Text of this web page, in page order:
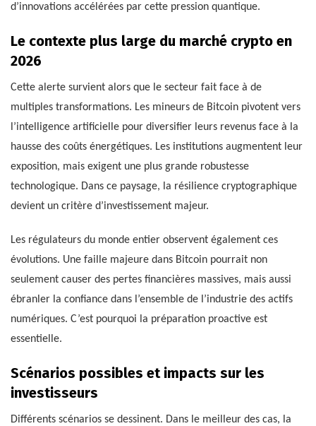
d’innovations accélérées par cette pression quantique.
Le contexte plus large du marché crypto en
2026
Cette alerte survient alors que le secteur fait face à de
multiples transformations. Les mineurs de Bitcoin pivotent vers
l’intelligence artificielle pour diversifier leurs revenus face à la
hausse des coûts énergétiques. Les institutions augmentent leur
exposition, mais exigent une plus grande robustesse
technologique. Dans ce paysage, la résilience cryptographique
devient un critère d’investissement majeur.
Les régulateurs du monde entier observent également ces
évolutions. Une faille majeure dans Bitcoin pourrait non
seulement causer des pertes financières massives, mais aussi
ébranler la confiance dans l’ensemble de l’industrie des actifs
numériques. C’est pourquoi la préparation proactive est
essentielle.
Scénarios possibles et impacts sur les
investisseurs
Différents scénarios se dessinent. Dans le meilleur des cas, la